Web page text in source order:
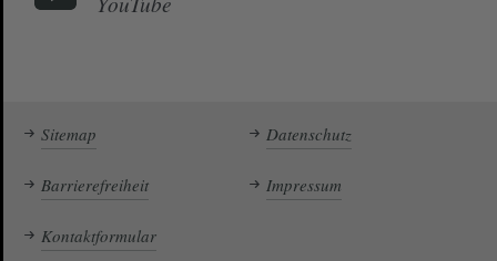
Sitemap Datenschutz
Barrierefreiheit Impressum
Kontaktformular